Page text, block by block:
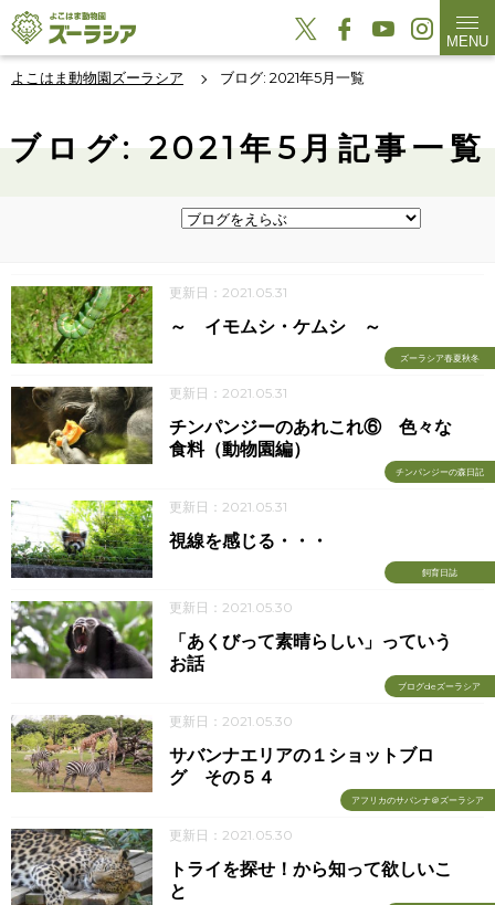
MENU
よこはま動物園ズーラシア ブログ: 2021年5月一覧
ブログ: 2021年5月記事一覧
更新日：2021.05.31
ズーラシア春夏秋冬
～ イモムシ・ケムシ ～
更新日：2021.05.31
チンパンジーの森日記
チンパンジーのあれこれ⑥ 色々な
食料（動物園編）
更新日：2021.05.31
飼育日誌
視線を感じる・・・
更新日：2021.05.30
ブログdeズーラシア
「あくびって素晴らしい」っていう
お話
更新日：2021.05.30
アフリカのサバンナ＠ズーラシア
サバンナエリアの１ショットブロ
グ その５４
更新日：2021.05.30
トライを探せ！から知って欲しいこ
と